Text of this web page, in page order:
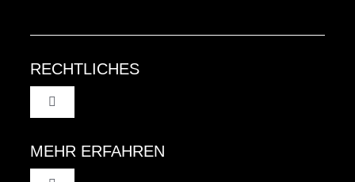
RECHTLICHES
Toggle
Navigation
AGB
MEHR ERFAHREN